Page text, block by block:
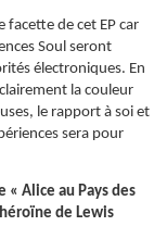
facette de cet EP car
Soul seront
électroniques. En
la couleur
le rapport à soi et
sera pour
« Alice au Pays des
de Lewis